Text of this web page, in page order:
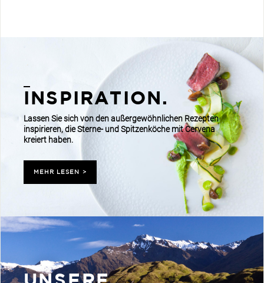
INSPIRATION.
Lassen Sie sich von den außergewöhnlichen Rezepten
inspirieren, die Sterne- und Spitzenköche mit Cervena
kreiert haben.
MEHR LESEN >